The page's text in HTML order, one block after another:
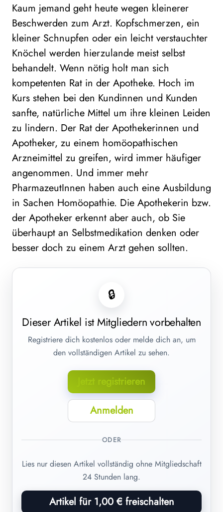
Kaum jemand geht heute wegen kleinerer
Beschwerden zum Arzt. Kopfschmerzen, ein
kleiner Schnupfen oder ein leicht verstauchter
Knöchel werden hierzulande meist selbst
behandelt. Wenn nötig holt man sich
kompetenten Rat in der Apotheke. Hoch im
Kurs stehen bei den Kundinnen und Kunden
sanfte, natürliche Mittel um ihre kleinen Leiden
zu lindern. Der Rat der Apothekerinnen und
Apotheker, zu einem homöopathischen
Arzneimittel zu greifen, wird immer häufiger
angenommen. Und immer mehr
PharmazeutInnen haben auch eine Ausbildung
in Sachen Homöopathie. Die Apothekerin bzw.
der Apotheker erkennt aber auch, ob Sie
überhaupt an Selbstmedikation denken oder
besser doch zu einem Arzt gehen sollten.
🔒
Dieser Artikel ist Mitgliedern vorbehalten
Registriere dich kostenlos oder melde dich an, um
den vollständigen Artikel zu sehen.
Jetzt registrieren
Anmelden
ODER
Lies nur diesen Artikel vollständig ohne Mitgliedschaft
24 Stunden lang.
Artikel für 1,00 € freischalten